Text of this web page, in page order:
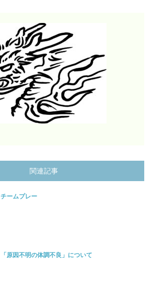
関連記事
チームプレー
「原因不明の体調不良」について